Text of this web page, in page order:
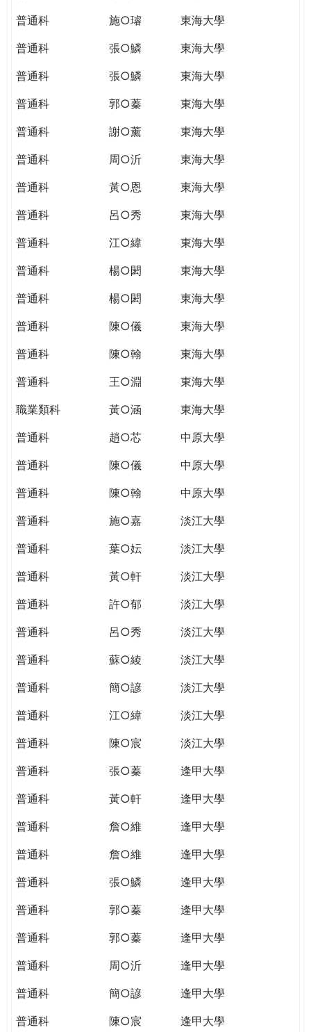
普通科
施○璿
東海大學
普通科
張○鱗
東海大學
普通科
張○鱗
東海大學
普通科
郭○蓁
東海大學
普通科
謝○薰
東海大學
普通科
周○沂
東海大學
普通科
黃○恩
東海大學
普通科
呂○秀
東海大學
普通科
江○緯
東海大學
普通科
楊○閎
東海大學
普通科
楊○閎
東海大學
普通科
陳○儀
東海大學
普通科
陳○翰
東海大學
普通科
王○淵
東海大學
職業類科
黃○涵
東海大學
普通科
趙○芯
中原大學
普通科
陳○儀
中原大學
普通科
陳○翰
中原大學
普通科
施○嘉
淡江大學
普通科
葉○妘
淡江大學
普通科
黃○軒
淡江大學
普通科
許○郁
淡江大學
普通科
呂○秀
淡江大學
普通科
蘇○綾
淡江大學
普通科
簡○諺
淡江大學
普通科
江○緯
淡江大學
普通科
陳○宸
淡江大學
普通科
張○蓁
逢甲大學
普通科
黃○軒
逢甲大學
普通科
詹○維
逢甲大學
普通科
詹○維
逢甲大學
普通科
張○鱗
逢甲大學
普通科
郭○蓁
逢甲大學
普通科
郭○蓁
逢甲大學
普通科
周○沂
逢甲大學
普通科
簡○諺
逢甲大學
普通科
陳○宸 逢甲大學